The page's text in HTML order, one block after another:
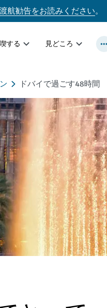
渡航勧告をお読みください。
する 見どころ
ドバイで過ごす48時間